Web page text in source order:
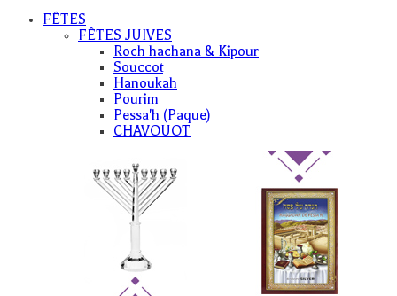
FÊTES
FÊTES JUIVES
Roch hachana & Kipour
Souccot
Hanoukah
Pourim
Pessa'h (Paque)
CHAVOUOT